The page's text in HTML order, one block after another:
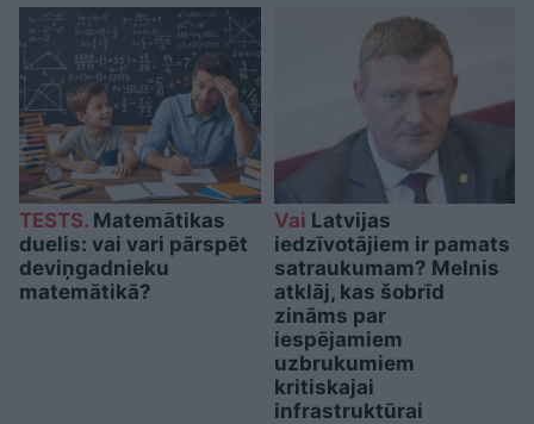
TESTS. Matemātikas
duelis: vai vari pārspēt
deviņgadnieku
matemātikā?
Vai Latvijas
iedzīvotājiem ir pamats
satraukumam? Melnis
atklāj, kas šobrīd
zināms par
iespējamiem
uzbrukumiem
kritiskajai
infrastruktūrai